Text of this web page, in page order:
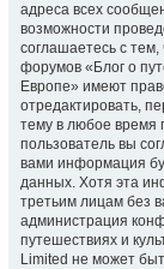
адреса всех
возможности
соглашаетесь с
форумов «Блог о
Европе» имеют
отредактировать,
тему в любое время
пользователь вы
вами информация
данных. Хотя эта
третьим лицам без
администрация
путешествиях и
Limited не может